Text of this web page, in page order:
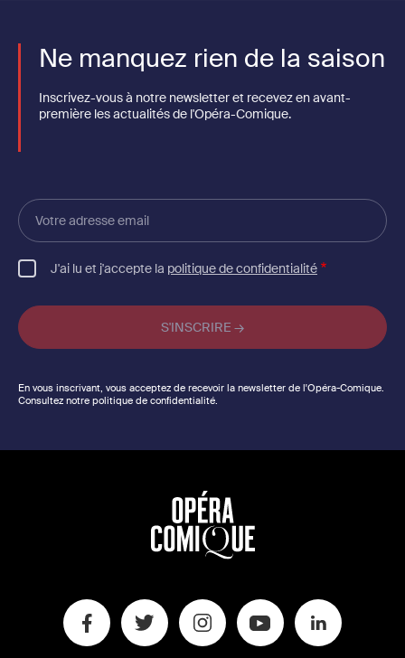
Ne manquez rien de la saison
Inscrivez-vous à notre newsletter et recevez en avant-
première les actualités de l'Opéra-Comique.
Votre
adresse
email
J'ai lu et j'accepte la politique de confidentialité
En vous inscrivant, vous acceptez de recevoir la newsletter de l'Opéra-Comique.
Consultez notre politique de confidentialité.